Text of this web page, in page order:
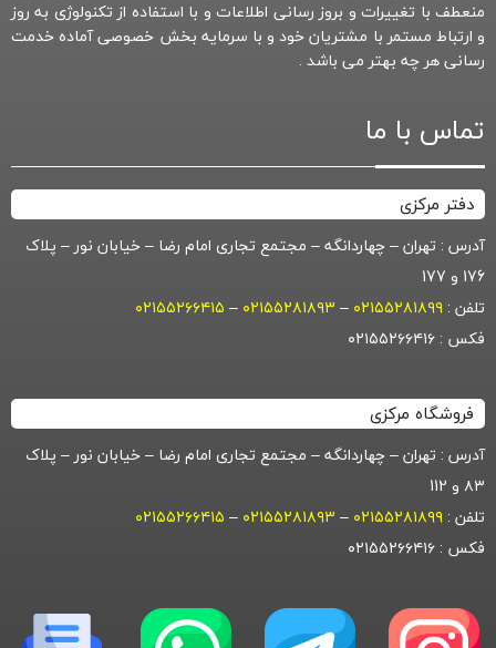
منعطف با تغییرات و بروز رسانی اطلاعات و با استفاده از تکنولوژی به روز
و ارتباط مستمر با مشتریان خود و با سرمایه بخش خصوصی آماده خدمت
رسانی هر چه بهتر می باشد .
تماس با ما
دفتر مرکزی
آدرس : تهران – چهاردانگه – مجتمع تجاری امام رضا – خیابان نور – پلاک
176 و 177
تلفن : ۰۲۱۵۵۲۸۱۸۹۹ – ۰۲۱۵۵۲۸۱۸۹۳ – ۰۲۱۵۵۲۶۶۴۱۵
فکس : ۰۲۱۵۵۲۶۶۴۱۶
فروشگاه مرکزی
آدرس : تهران – چهاردانگه – مجتمع تجاری امام رضا – خیابان نور – پلاک
۸۳ و 112
تلفن : ۰۲۱۵۵۲۸۱۸۹۹ – ۰۲۱۵۵۲۸۱۸۹۳ – ۰۲۱۵۵۲۶۶۴۱۵
فکس : ۰۲۱۵۵۲۶۶۴۱۶